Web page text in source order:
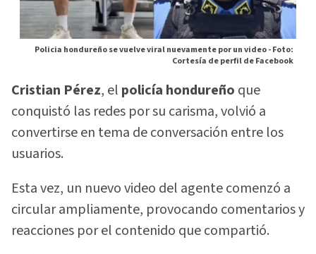
Policia hondureño se vuelve viral nuevamente por un video -Foto:
Cortesía de perfil de Facebook
Cristian Pérez, el policía hondureño que
conquistó las redes por su carisma, volvió a
convertirse en tema de conversación entre los
usuarios.
Esta vez, un nuevo video del agente comenzó a
circular ampliamente, provocando comentarios y
reacciones por el contenido que compartió.